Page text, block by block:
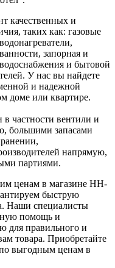
качественных и
таких как: газовые
запорная и
и бытовой
У нас вы найдете
и надежной
доме или квартире.
частности вентили и
большими запасами
напрямую,
партиями.
ценам в магазине НН-
быструю
Наши специалисты
помощь и
для правильного и
товара. Приобретайте
по выгодным ценам в